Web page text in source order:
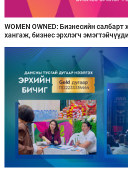
WOMEN OWNED: Бизнесийн
хангаж, бизнес эрхлэгч